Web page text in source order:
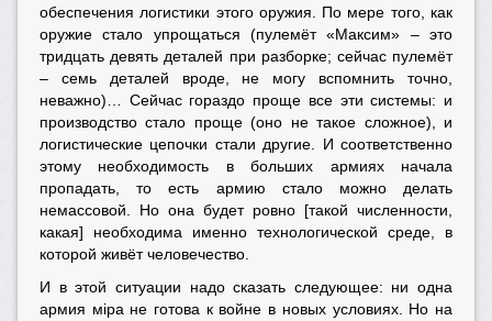
обеспечения логистики этого оружия. По мере того, как
оружие стало упрощаться (пулемёт «Максим» – это
тридцать девять деталей при разборке; сейчас пулемёт
– семь деталей вроде, не могу вспомнить точно,
неважно)… Сейчас гораздо проще все эти системы: и
производство стало проще (оно не такое сложное), и
логистические цепочки стали другие. И соответственно
этому необходимость в больших армиях начала
пропадать, то есть армию стало можно делать
немассовой. Но она будет ровно [такой численности,
какая] необходима именно технологической среде, в
которой живёт человечество.
И в этой ситуации надо сказать следующее: ни одна
армия мiра не готова к войне в новых условиях. Но на